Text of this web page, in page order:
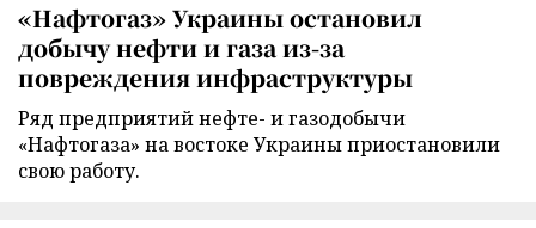
«Нафтогаз» Украины остановил
добычу нефти и газа из-за
повреждения инфраструктуры
Ряд предприятий нефте- и газодобычи
«Нафтогаза» на востоке Украины приостановили
свою работу.